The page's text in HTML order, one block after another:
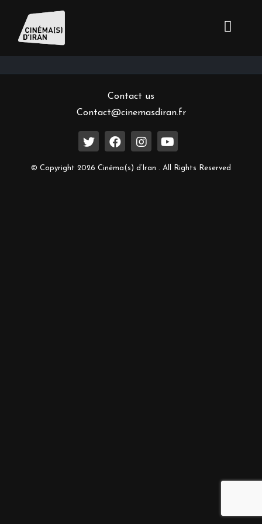
Inscrivez-vous à notre newsletter
Contact us
Contact@cinemasdiran.fr
© Copyright 2026 Cinéma(s) d’Iran . All Rights Reserved